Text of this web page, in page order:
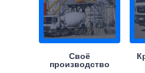
Своё
производство